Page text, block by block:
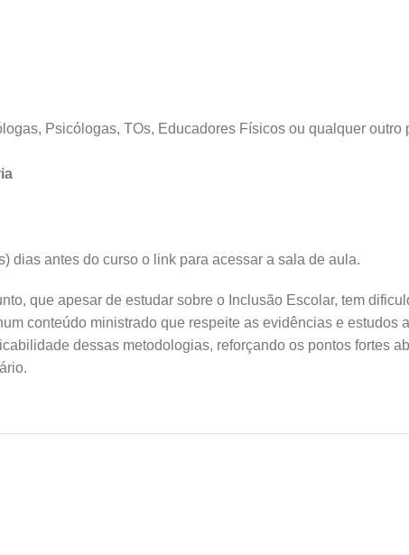
Psicólogas, TOs, Educadores Físicos ou qualquer outro
dias antes do curso o link para acessar a sala de aula.
que apesar de estudar sobre o Inclusão Escolar, tem
conteúdo ministrado que respeite as evidências e estudos
dessas metodologias, reforçando os pontos fortes